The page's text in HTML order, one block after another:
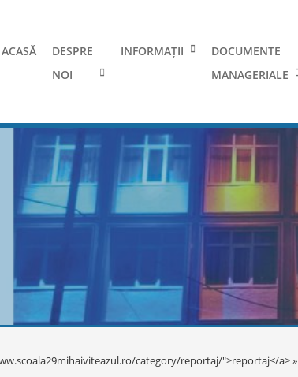
ACASĂ
DESPRE
NOI
INFORMAȚII
DOCUMENTE
MANAGERIALE
category/reportaj/">reportaj</a> »